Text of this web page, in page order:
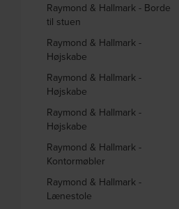
Raymond & Hallmark - Borde
til stuen
Raymond & Hallmark -
Højskabe
Raymond & Hallmark -
Højskabe
Raymond & Hallmark -
Højskabe
Raymond & Hallmark -
Kontormøbler
Raymond & Hallmark -
Lænestole